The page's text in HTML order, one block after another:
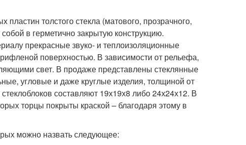
толстого стекла (матового, прозрачного,
в герметично закрытую конструкцию.
прекрасные звуко- и теплоизоляционные
поверхностью. В зависимости от рельефа,
свет. В продаже представлены стеклянные
угловые и даже круглые изделия, толщиной от
составляют 19х19х8 либо 24х24х12. В
торцы покрыты краской – благодаря этому в
можно назвать следующее: